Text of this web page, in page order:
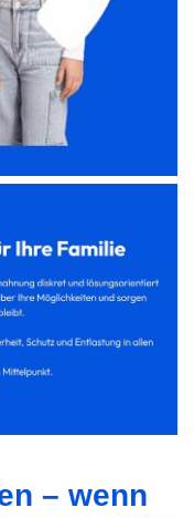
– wenn